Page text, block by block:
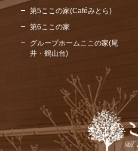
第5ここの家(Caféみとら)
第6ここの家
グループホームここの家(尾
井・鶴山台)